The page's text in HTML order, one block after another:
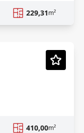
229,31m²
Em Construção
410,00m²